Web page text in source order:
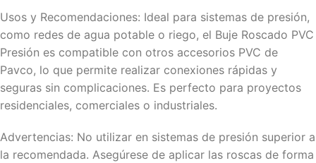
Usos y Recomendaciones: Ideal para sistemas de presión,
como redes de agua potable o riego, el Buje Roscado PVC
Presión es compatible con otros accesorios PVC de
Pavco, lo que permite realizar conexiones rápidas y
seguras sin complicaciones. Es perfecto para proyectos
residenciales, comerciales o industriales.
Advertencias: No utilizar en sistemas de presión superior a
la recomendada. Asegúrese de aplicar las roscas de forma